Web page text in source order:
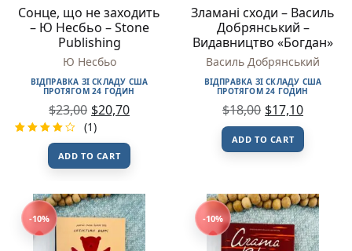
Сонце, що не заходить
– Ю Несбьо – Stone
Publishing
Ю Несбьо
ВІДПРАВКА ЗІ СКЛАДУ США
ПРОТЯГОМ 24 ГОДИН
$23,00 $20,70
out
custom
er
rating
(1)
ADD TO CART
Зламані сходи – Василь
Добрянський –
Видавництво «Богдан»
Василь Добрянський
ВІДПРАВКА ЗІ СКЛАДУ США
ПРОТЯГОМ 24 ГОДИН
$18,00 $17,10
ADD TO CART
-10% -10%